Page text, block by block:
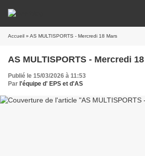
Accueil » AS MULTISPORTS - Mercredi 18 Mars
AS MULTISPORTS - Mercredi
Publié le 15/03/2026 à 11:53
Par l'équipe d' EPS et d'AS